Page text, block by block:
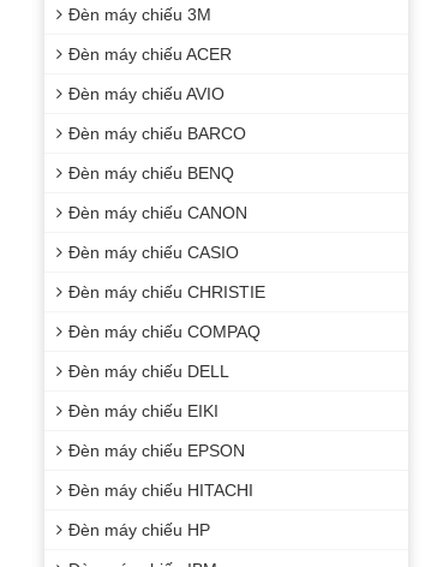
Đèn máy chiếu 3M
Đèn máy chiếu ACER
Đèn máy chiếu AVIO
Đèn máy chiếu BARCO
Đèn máy chiếu BENQ
Đèn máy chiếu CANON
Đèn máy chiếu CASIO
Đèn máy chiếu CHRISTIE
Đèn máy chiếu COMPAQ
Đèn máy chiếu DELL
Đèn máy chiếu EIKI
Đèn máy chiếu EPSON
Đèn máy chiếu HITACHI
Đèn máy chiếu HP